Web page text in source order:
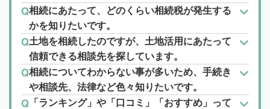
相続にあたって、どのくらい相続税が発生する
かを知りたいです。
土地を相続したのですが、土地活用にあたって
信頼できる相談先を探しています。
相続についてわからない事が多いため、手続き
や相談先、法律など色々知りたいです。
「ランキング」や「口コミ」「おすすめ」って